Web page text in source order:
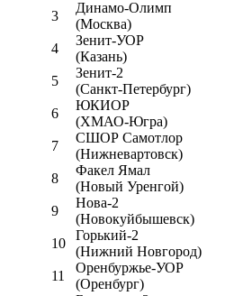
3
Динамо-Олимп
(Москва)
4
Зенит-УОР
(Казань)
5
Зенит-2
(Санкт-Петербург)
6
ЮКИОР
(ХМАО-Югра)
7
СШОР Самотлор
(Нижневартовск)
8
Факел Ямал
(Новый Уренгой)
9
Нова-2
(Новокуйбышевск)
10
Горький-2
(Нижний Новгород)
11
Оренбуржье-УОР
(Оренбург)